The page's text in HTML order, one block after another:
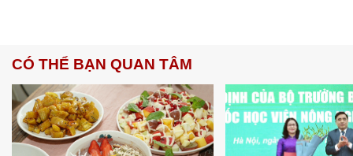
CÓ THỂ BẠN QUAN TÂM